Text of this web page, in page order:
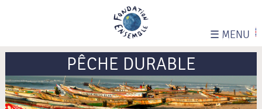
☰ MENU
PÊCHE DURABLE